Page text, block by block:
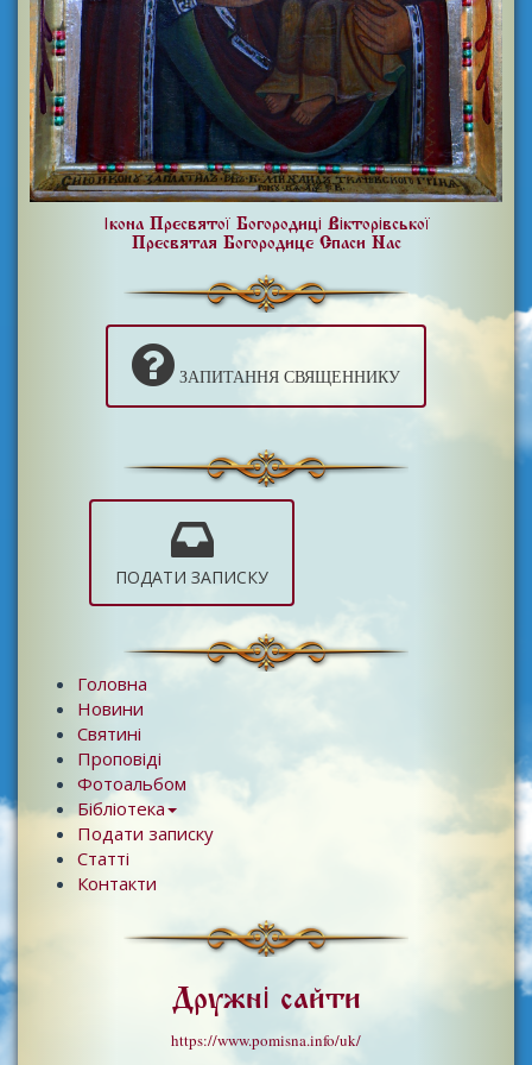
Ікона Пресвятої Богородиці Вікторівської
Пресвятая Богородице Спаси Нас
ЗАПИТАННЯ СВЯЩЕННИКУ
ПОДАТИ ЗАПИСКУ
Головна
Новини
Святині
Проповіді
Фотоальбом
Бібліотека
Подати записку
Статті
Контакти
Дружні сайти
https://www.pomisna.info/uk/